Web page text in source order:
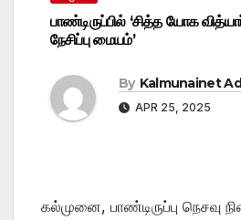
பாண்டிருப்பில் ‘சித்த யோக
நேசிப்பு மையம்’
By Kalmunainet
APR 25, 2025
கல்முனை, பாண்டிருப்பு நெசவு